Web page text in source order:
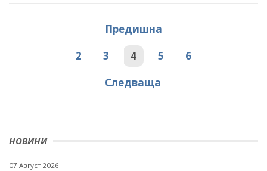
НОВИНИ
07 Август 2026
Предишна
2
3 4 5
6
Следваща